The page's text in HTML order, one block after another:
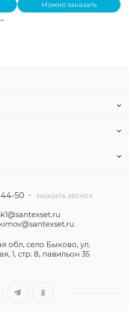
Можно заказать
50 ЗАКАЗАТЬ ЗВОНОК
обл, село Быково, ул.
1, стр. 8, павильон 35